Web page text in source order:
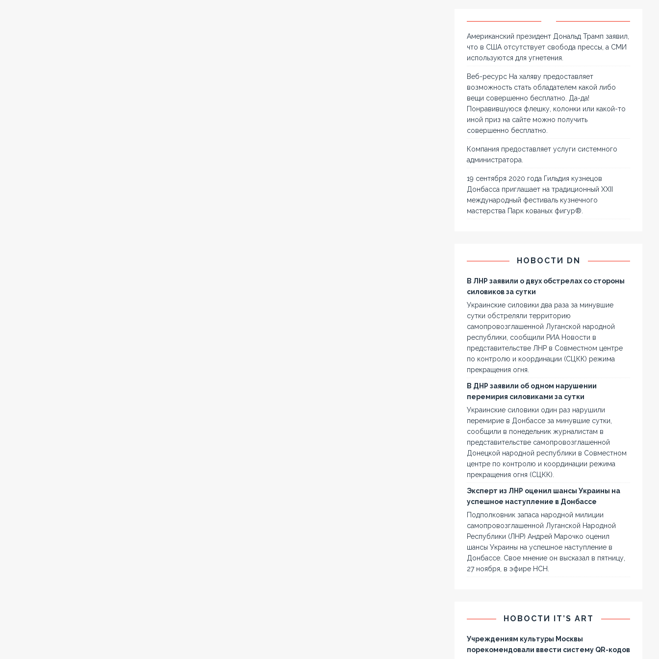
Американский президент Дональд Трамп заявил,
что в США отсутствует свобода прессы, а СМИ
используются для угнетения.
Веб-ресурс На халяву предоставляет
возможность стать обладателем какой либо
вещи совершенно бесплатно. Да-да!
Понравившуюся флешку, колонки или какой-то
иной приз на сайте можно получить
совершенно бесплатно.
Компания предоставляет услуги системного
администратора.
19 сентября 2020 года Гильдия кузнецов
Донбасса приглашает на традиционный XXII
международный фестиваль кузнечного
мастерства Парк кованых фигур®.
НОВОСТИ DN
В ЛНР заявили о двух обстрелах со стороны
силовиков за сутки
Украинские силовики два раза за минувшие
сутки обстреляли территорию
самопровозглашенной Луганской народной
республики, сообщили РИА Новости в
представительстве ЛНР в Совместном центре
по контролю и координации (СЦКК) режима
прекращения огня.
В ДНР заявили об одном нарушении
перемирия силовиками за сутки
Украинские силовики один раз нарушили
перемирие в Донбассе за минувшие сутки,
сообщили в понедельник журналистам в
представительстве самопровозглашенной
Донецкой народной республики в Совместном
центре по контролю и координации режима
прекращения огня (СЦКК).
Эксперт из ЛНР оценил шансы Украины на
успешное наступление в Донбассе
Подполковник запаса народной милиции
самопровозглашенной Луганской Народной
Республики (ЛНР) Андрей Марочко оценил
шансы Украины на успешное наступление в
Донбассе. Свое мнение он высказал в пятницу,
27 ноября, в эфире НСН.
НОВОСТИ IT’S ART
Учреждениям культуры Москвы
порекомендовали ввести систему QR-кодов